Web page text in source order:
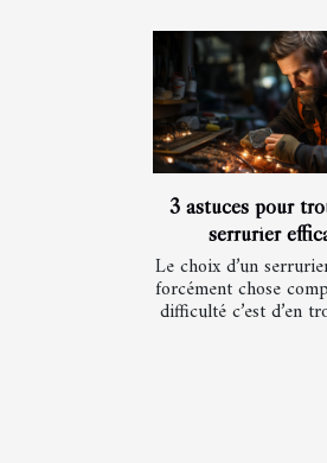
3 astuces pour
serrurier
Le choix d’un
forcément chose
difficulté c’est d’en